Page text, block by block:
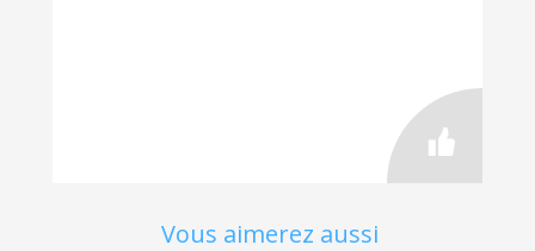
Vous aimerez aussi